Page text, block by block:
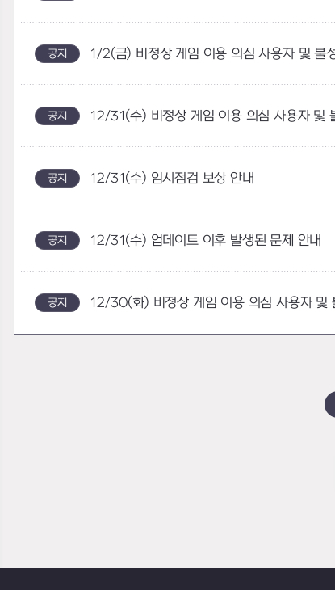
공지 1/2(금) 비정상 게임 이용 의심 사용자 및 불
공지 12/31(수) 비정상 게임 이용 의심 사용자 및
공지 12/31(수) 임시점검 보상 안내
공지 12/31(수) 업데이트 이후 발생된 문제 안내
공지 12/30(화) 비정상 게임 이용 의심 사용자 및